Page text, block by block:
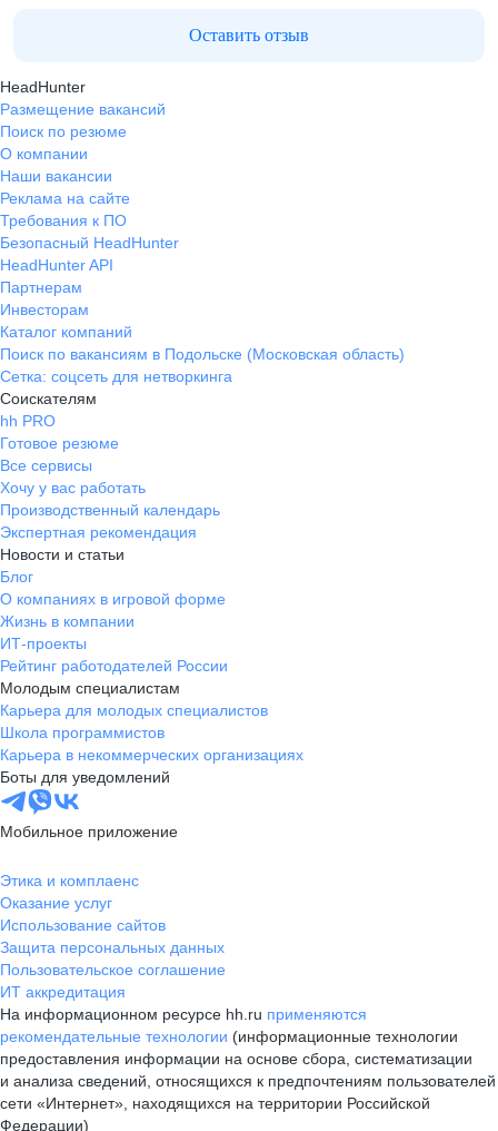
Оставить отзыв
HeadHunter
Размещение вакансий
Поиск по резюме
О компании
Наши вакансии
Реклама на сайте
Требования к ПО
Безопасный HeadHunter
HeadHunter API
Партнерам
Инвесторам
Каталог компаний
Поиск по вакансиям в Подольске (Московская область)
Сетка: соцсеть для нетворкинга
Соискателям
hh PRO
Готовое резюме
Все сервисы
Хочу у вас работать
Производственный календарь
Экспертная рекомендация
Новости и статьи
Блог
О компаниях в игровой форме
Жизнь в компании
ИТ-проекты
Рейтинг работодателей России
Молодым специалистам
Карьера для молодых специалистов
Школа программистов
Карьера в некоммерческих организациях
Боты для уведомлений
Мобильное приложение
Этика и комплаенс
Оказание услуг
Использование сайтов
Защита персональных данных
Пользовательское соглашение
ИТ аккредитация
На информационном ресурсе hh.ru применяются
рекомендательные технологии (информационные технологии
предоставления информации на основе сбора, систематизации
и анализа сведений, относящихся к предпочтениям пользователей
сети «Интернет», находящихся на территории Российской
Федерации)